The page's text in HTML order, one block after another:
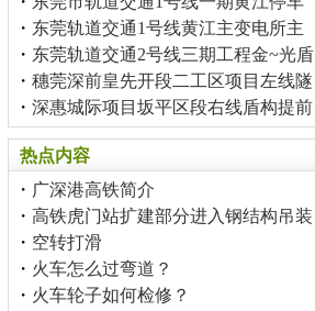
・ 东莞轨道交通1号线黄江主变电所主
・ 东莞轨道交通2号线三期工程金~光盾
・ 穗莞深前皇先开段二工区项目左线隧
・ 深惠城际项目坂平区段右线盾构提前
热点内容
・ 广深港高铁简介
・ 高铁虎门站扩建部分进入钢结构吊装
・ 空转打滑
・ 火车怎么过弯道？
・ 火车轮子如何检修？